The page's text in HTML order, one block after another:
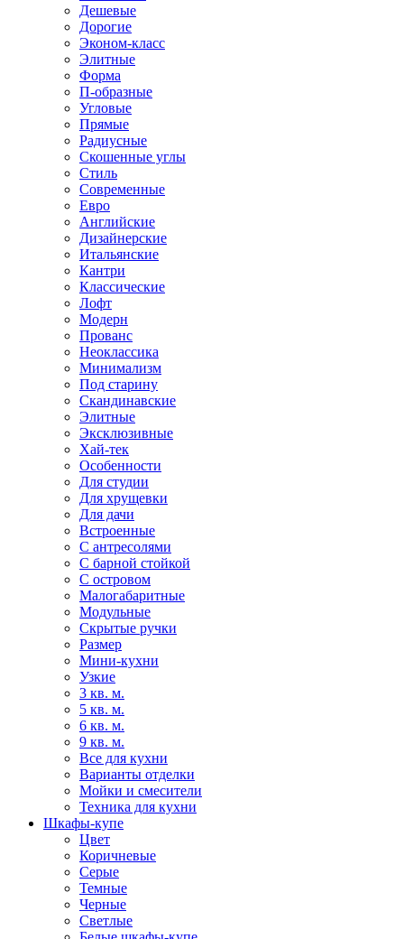
Дешевые
Дорогие
Эконом-класс
Элитные
Форма
П-образные
Угловые
Прямые
Радиусные
Скошенные углы
Стиль
Современные
Евро
Английские
Дизайнерские
Итальянские
Кантри
Классические
Лофт
Модерн
Прованс
Неоклассика
Минимализм
Под старину
Скандинавские
Элитные
Эксклюзивные
Хай-тек
Особенности
Для студии
Для хрущевки
Для дачи
Встроенные
С антресолями
С барной стойкой
С островом
Малогабаритные
Модульные
Скрытые ручки
Размер
Мини-кухни
Узкие
3 кв. м.
5 кв. м.
6 кв. м.
9 кв. м.
Все для кухни
Варианты отделки
Мойки и смесители
Техника для кухни
Шкафы-купе
Цвет
Коричневые
Серые
Темные
Черные
Светлые